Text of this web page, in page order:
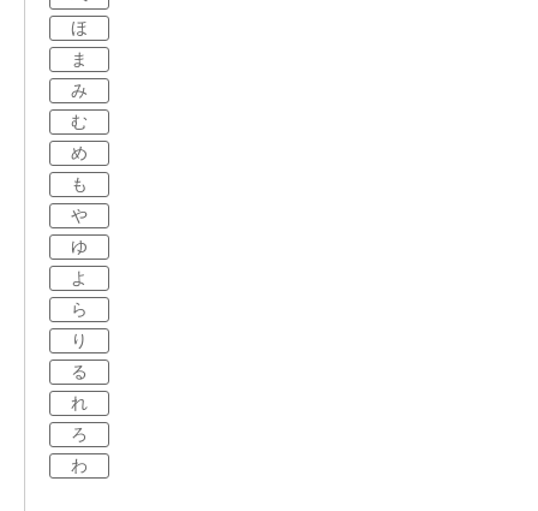
ほ
ま
み
む
め
も
や
ゆ
よ
ら
り
る
れ
ろ
わ